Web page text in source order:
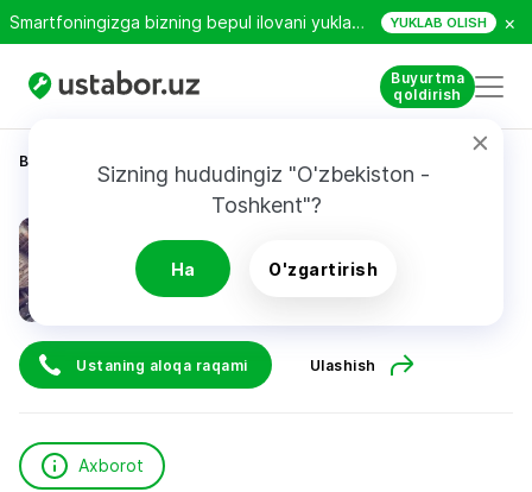
Smartfoningizga bizning bepul ilovani yuklab oling! YUKLAB OLISH ×
Buyurtma
qoldirish
Sizning hududingiz "O'zbekiston -
Toshkent"?
Ha O'zgartirish
Bosh sahifa
Ustaning aloqa raqami Ulashish
Axborot